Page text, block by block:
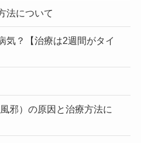
法について
気？【治療は2週間がタイ
邪）の原因と治療方法に